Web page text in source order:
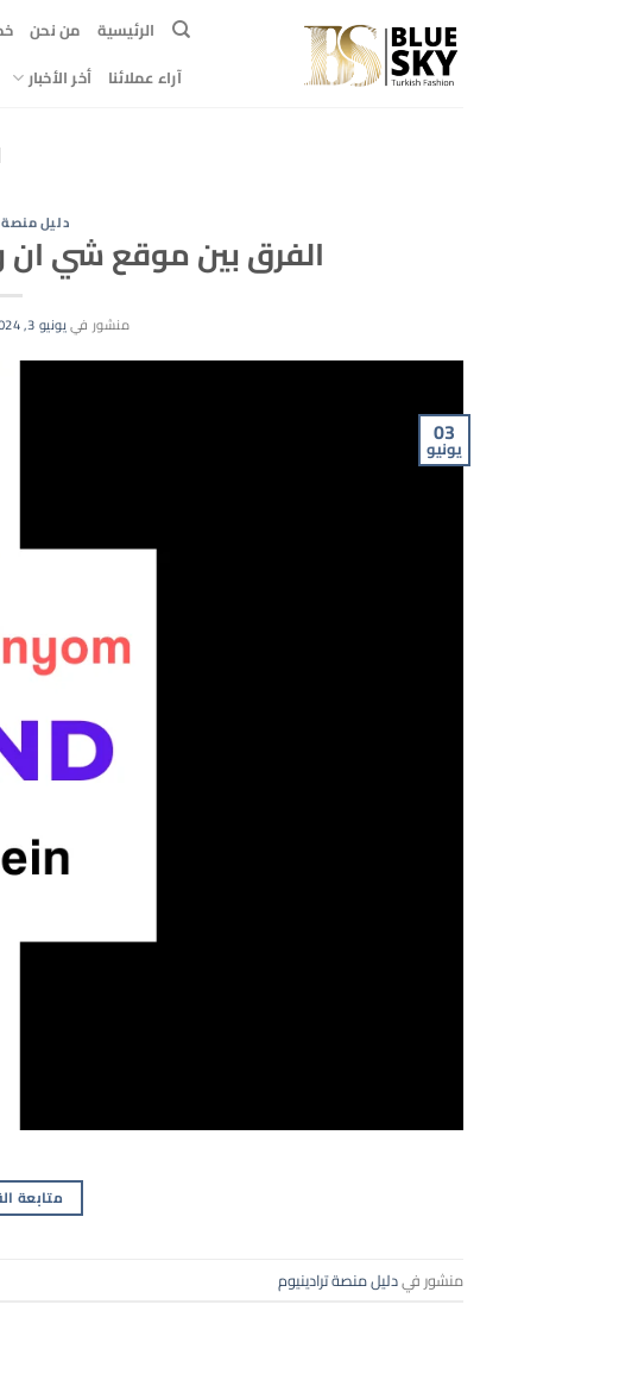
الرئيسية من نحن
آراء عملائنا
أخر الأخبار
دليل منصة
الفرق بين موقع شي ان
منشور فييونيو 3, 2024
03
يونيو
متابعة
منشور فيدليل منصة ترادينيوم